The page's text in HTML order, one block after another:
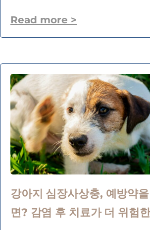
Read more >
강아지 심장사상충, 예방약
면? 감염 후 치료가 더 위험